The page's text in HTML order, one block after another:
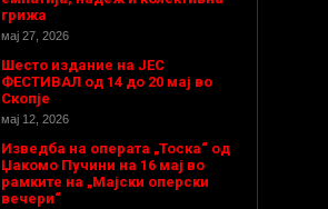
грижа
мај 27, 2026
Шесто издание на ЈЕС
ФЕСТИВАЛ од 14 до 20 мај во
Скопје
мај 12, 2026
Изведба на операта „Тоска“ од
Џакомо Пучини на 16 мај во
рамките на „Мајски оперски
вечери“